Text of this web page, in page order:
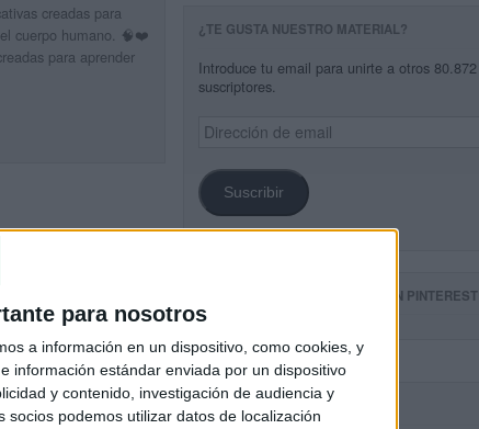
para nosotros
a información en un dispositivo, como cookies, y
información estándar enviada por un dispositivo
y contenido, investigación de audiencia y
podemos utilizar datos de localización
creadas para
cuerpo humano. 🧠❤️
para aprender
¿TE GUSTA NUESTRO MATERIAL?
Introduce tu email para unirte a otros 80.872
suscriptores.
Dirección
de
Suscribir
SIGUE NUESTROS TABLEROS EN PINTEREST